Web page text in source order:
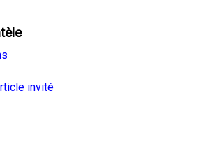
invité